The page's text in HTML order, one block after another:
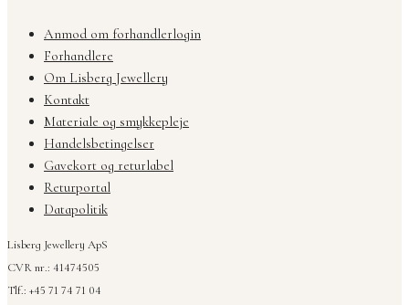
Anmod om forhandlerlogin
Forhandlere
Om Lisberg Jewellery
Kontakt
Materiale og smykkepleje
Handelsbetingelser
Gavekort og returlabel
Returportal
Datapolitik
Lisberg Jewellery ApS
CVR nr.: 41474505
Tlf.: +45 71 74 71 04